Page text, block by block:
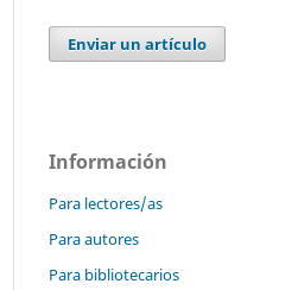
Enviar un artículo
Información
Para lectores/as
Para autores
Para bibliotecarios